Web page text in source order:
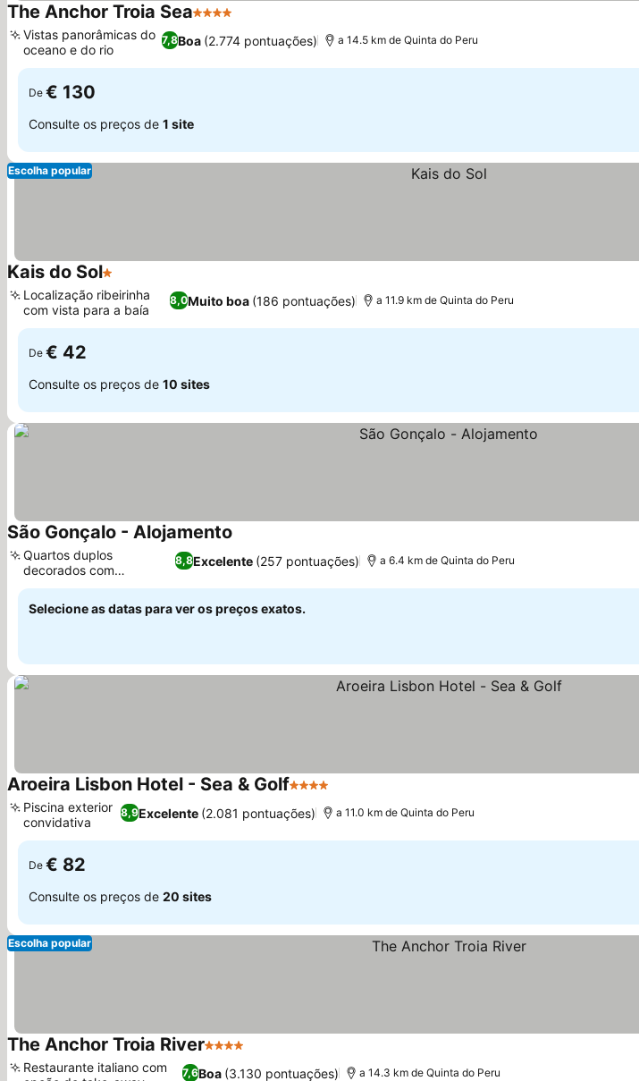
The Anchor Troia Sea4 Estrelas
7,8Boa (2.774 pontuações)
Vistas panorâmicas do
oceano e do rio
a 14.5 km de Quinta do Peru
De € 130
Consulte os preços de 1 site
Escolha popular
Kais do Sol1 Estrelas
8,0Muito boa (186 pontuações)
Localização ribeirinha
com vista para a baía
a 11.9 km de Quinta do Peru
De € 42
Consulte os preços de 10 sites
São Gonçalo - Alojamento
8,8Excelente (257 pontuações)
Quartos duplos
decorados com
exclusividade
a 6.4 km de Quinta do Peru
Selecione as datas para ver os preços exatos.
Aroeira Lisbon Hotel - Sea & Golf4 Estrelas
8,9Excelente (2.081 pontuações)
Piscina exterior
convidativa
a 11.0 km de Quinta do Peru
De € 82
Consulte os preços de 20 sites
Escolha popular
The Anchor Troia River4 Estrelas
7,6Boa (3.130 pontuações)
Restaurante italiano com
a 14.3 km de Quinta do Peru